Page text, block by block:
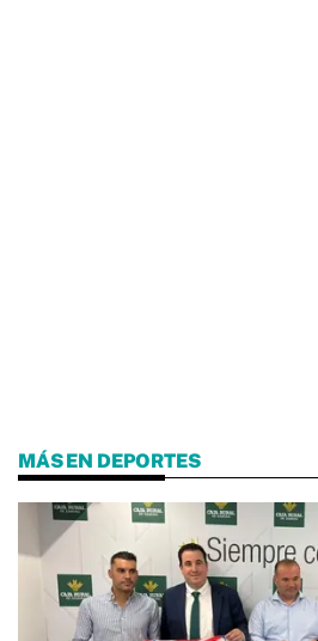
MÁS EN DEPORTES